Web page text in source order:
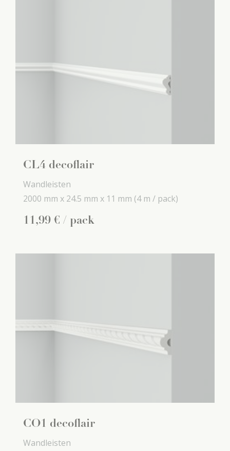
CL4 decoflair
Wandleisten
2000 mm x 24.5 mm x 11 mm (4 m / pack)
11,99 € / pack
CO1 decoflair
Wandleisten